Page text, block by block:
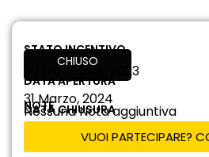
STATO INCENTIVO
CHIUSO
DATA APERTURA
DATA CHIUSURA
20 Dicembre, 2023
31 Marzo, 2024
NOTE
Nessuna Nota aggiuntiva
VUOI PARTECIPARE?